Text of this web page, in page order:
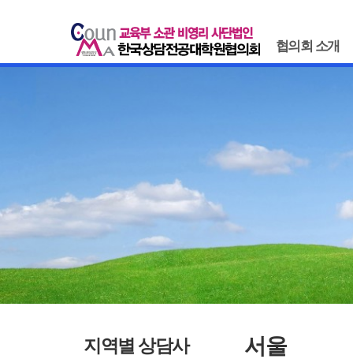
협의회 소개
지역별 상담사 서울